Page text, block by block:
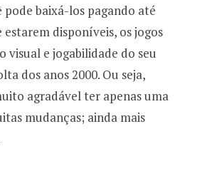
pode baixá-los pagando até
estarem disponíveis, os jogos
visual e jogabilidade do seu
dos anos 2000. Ou seja,
agradável ter apenas uma
mudanças; ainda mais